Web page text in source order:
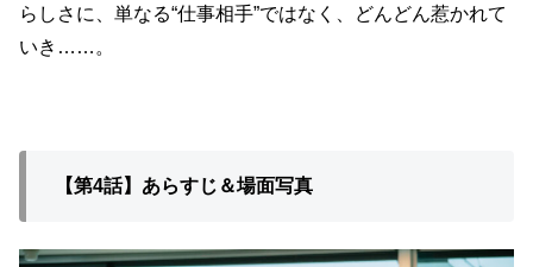
らしさに、単なる“仕事相手”ではなく、どんどん惹かれて
いき……。
【第4話】あらすじ＆場面写真